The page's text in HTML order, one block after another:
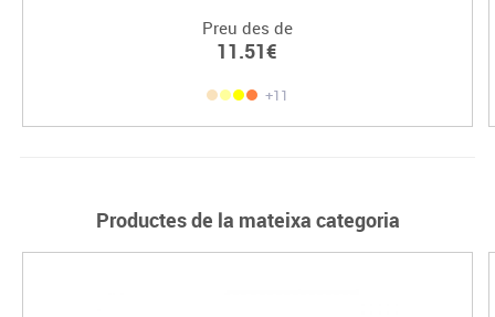
Preu des de
11.51€
+11
Productes de la mateixa categoria